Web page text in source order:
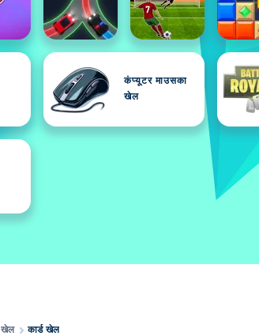
कंप्यूटर माउसका
खेल
खेल कार्ड खेल